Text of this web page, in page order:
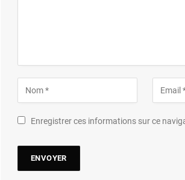
Enregistrer ces informations sur ce